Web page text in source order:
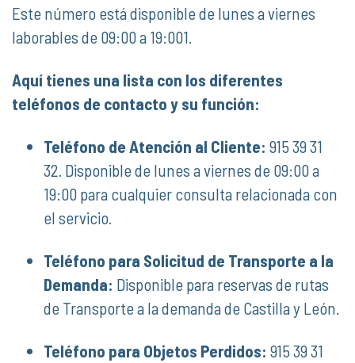
Este número está disponible de lunes a viernes
laborables de 09:00 a 19:001.
Aquí tienes una lista con los diferentes
teléfonos de contacto y su función:
Teléfono de Atención al Cliente: 915 39 31
32. Disponible de lunes a viernes de 09:00 a
19:00 para cualquier consulta relacionada con
el servicio.
Teléfono para Solicitud de Transporte a la
Demanda: Disponible para reservas de rutas
de Transporte a la demanda de Castilla y León.
Teléfono para Objetos Perdidos: 915 39 31